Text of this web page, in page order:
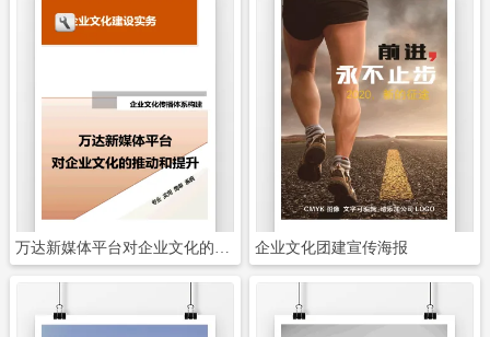
万达新媒体平台对企业文化的推动和提升 企业文化团建宣传海报
立即下载